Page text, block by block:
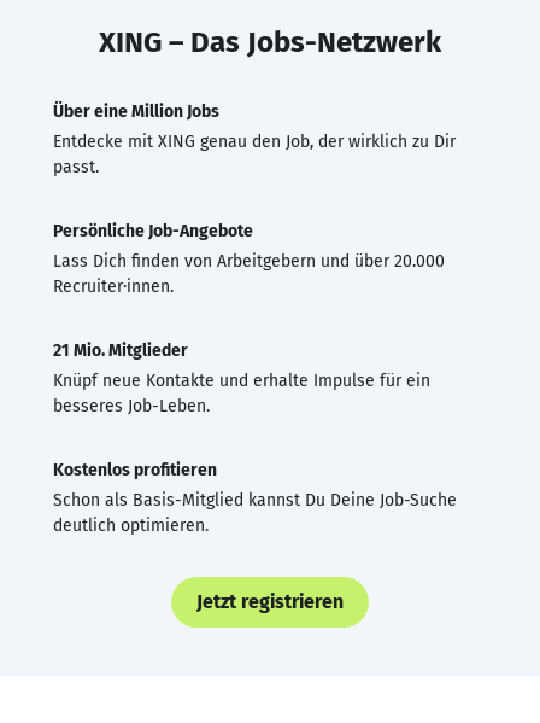
XING – Das Jobs-Netzwerk
Über eine Million Jobs
Entdecke mit XING genau den Job, der wirklich zu Dir
passt.
Persönliche Job-Angebote
Lass Dich finden von Arbeitgebern und über 20.000
Recruiter·innen.
21 Mio. Mitglieder
Knüpf neue Kontakte und erhalte Impulse für ein
besseres Job-Leben.
Kostenlos profitieren
Schon als Basis-Mitglied kannst Du Deine Job-Suche
deutlich optimieren.
Jetzt registrieren